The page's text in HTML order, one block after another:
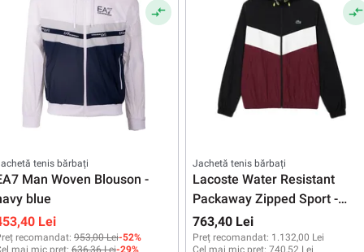
tenis bărbați
Man Woven Blouson -
blue
Lei
recomandat: 953,00 Lei-52%
mai mic preț: 636,36 Lei-29%
Jachetă tenis bărbați
Lacoste Water Resistant
Packaway Zipped Sport -
black/gris/bordeaux
763,40 Lei
Preț recomandat: 1.132,00 Lei
Cel mai mic preț: 740,52 Lei